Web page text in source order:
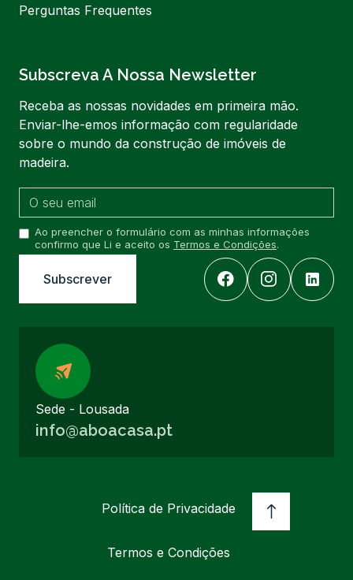
Perguntas Frequentes
Subscreva A Nossa Newsletter
Receba as nossas novidades em primeira mão.
Enviar-lhe-emos informação com regularidade
sobre o mundo da construção de imóveis de
madeira.
Ao preencher o formulário com as minhas informações
confirmo que Li e aceito os Termos e Condições.
Sede - Lousada
info@aboacasa.pt
Política de Privacidade
Termos e Condições